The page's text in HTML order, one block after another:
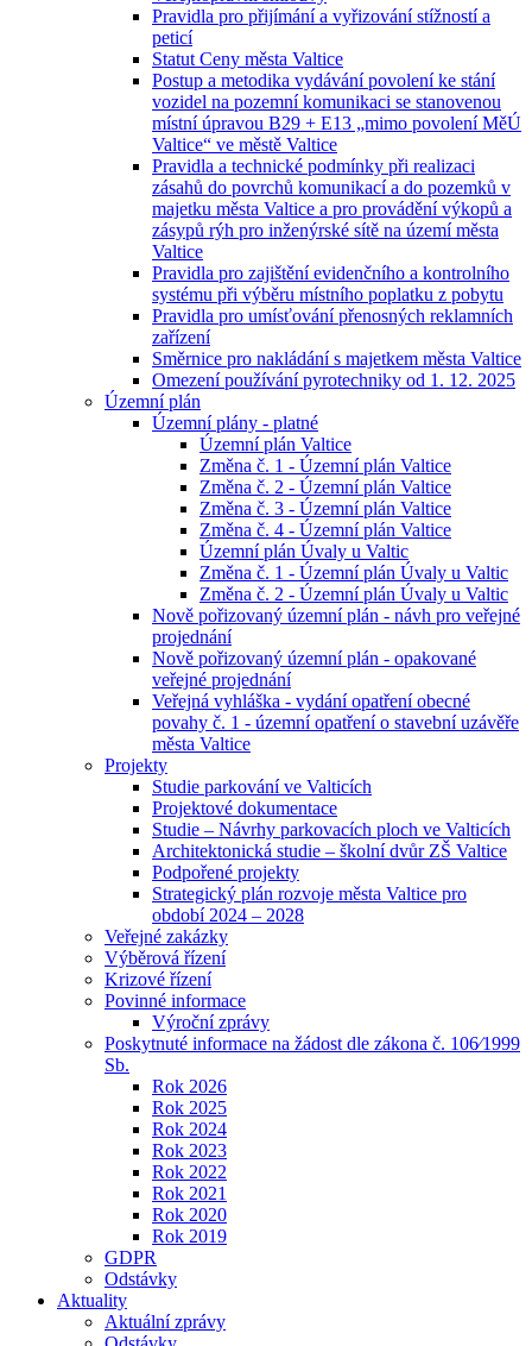
Pravidla pro přijímání a vyřizování stížností a
peticí
Statut Ceny města Valtice
Postup a metodika vydávání povolení ke stání
vozidel na pozemní komunikaci se stanovenou
místní úpravou B29 + E13 „mimo povolení MěÚ
Valtice“ ve městě Valtice
Pravidla a technické podmínky při realizaci
zásahů do povrchů komunikací a do pozemků v
majetku města Valtice a pro provádění výkopů a
zásypů rýh pro inženýrské sítě na území města
Valtice
Pravidla pro zajištění evidenčního a kontrolního
systému při výběru místního poplatku z pobytu
Pravidla pro umísťování přenosných reklamních
zařízení
Směrnice pro nakládání s majetkem města Valtice
Omezení používání pyrotechniky od 1. 12. 2025
Územní plán
Územní plány - platné
Územní plán Valtice
Změna č. 1 - Územní plán Valtice
Změna č. 2 - Územní plán Valtice
Změna č. 3 - Územní plán Valtice
Změna č. 4 - Územní plán Valtice
Územní plán Úvaly u Valtic
Změna č. 1 - Územní plán Úvaly u Valtic
Změna č. 2 - Územní plán Úvaly u Valtic
Nově pořizovaný územní plán - návh pro veřejné
projednání
Nově pořizovaný územní plán - opakované
veřejné projednání
Veřejná vyhláška - vydání opatření obecné
povahy č. 1 - územní opatření o stavební uzávěře
města Valtice
Projekty
Studie parkování ve Valticích
Projektové dokumentace
Studie – Návrhy parkovacích ploch ve Valticích
Architektonická studie – školní dvůr ZŠ Valtice
Podpořené projekty
Strategický plán rozvoje města Valtice pro
období 2024 – 2028
Veřejné zakázky
Výběrová řízení
Krizové řízení
Povinné informace
Výroční zprávy
Poskytnuté informace na žádost dle zákona č. 106⁄1999
Sb.
Rok 2026
Rok 2025
Rok 2024
Rok 2023
Rok 2022
Rok 2021
Rok 2020
Rok 2019
GDPR
Odstávky
Aktuality
Aktuální zprávy